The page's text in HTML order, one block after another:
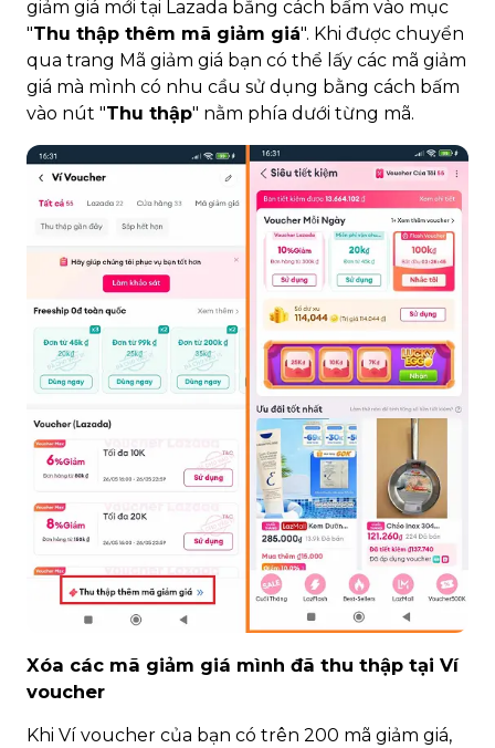
giảm giá mới tại Lazada bằng cách bấm vào mục
"Thu thập thêm mã giảm giá". Khi được chuyển
qua trang Mã giảm giá bạn có thể lấy các mã giảm
giá mà mình có nhu cầu sử dụng bằng cách bấm
vào nút "Thu thập" nằm phía dưới từng mã.
Xóa các mã giảm giá mình đã thu thập tại Ví
voucher
Khi Ví voucher của bạn có trên 200 mã giảm giá,